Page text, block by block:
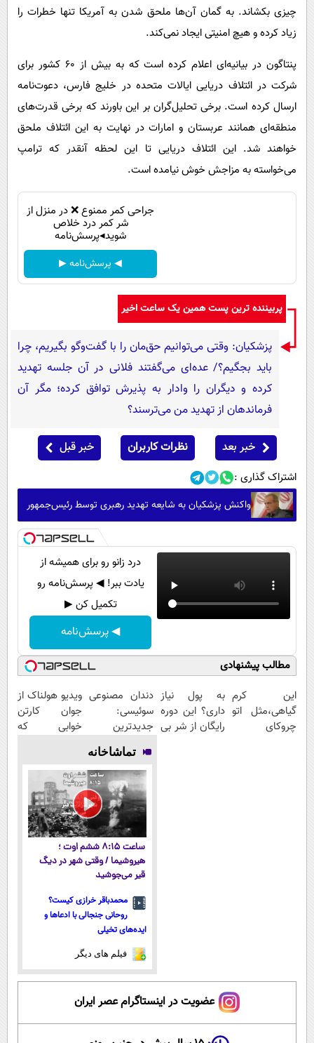
چیزی بکشاند. به گمان آن‌ها ملحق شدن به آمریکا تنها خطرات را
زیاد کرده و هیچ امنیتی ایجاد نمی‌کند.
پنتاگون در بیانیه‌ای اعلام کرده است که به بیش از 60 کشور برای
شرکت در ائتلاف دریایی ایالات متحده در خلیج فارس، دعوت‌نامه
ارسال کرده است. برخی تحلیل‌گران بر این باورند که برخی قدرت‌های
منطقه‌ای همانند عربستان و امارات در نهایت به این ائتلاف ملحق
خواهند شد. این ائتلاف دریایی تا این لحظه آنقدر که ترامپ
می‌خواسته به مزاجش خوش نیامده است.
جراحی کمر ممنوع ❌ در منزل از
شر کمر درد خلاص
شوید◂پرسش‌نامه
◀ پرسش‌نامه ▶
پربیننده ترین پست همین یک ساعت اخیر
پزشکیان: وقتی می‌توانیم حق‌مان را با گفت‌وگو بگیریم، چرا
باید بجگیم؟/ عده‌ای می‌گفتند فلانی در آن جلسه تهدید
کرده و دیگران را وادار به پذیرش توافق کرده؛ مگر آن
فرماندهان از تهدید من می‌ترسند؟
خبر بعد نظرات کاربران خبر قبل
اشتراک گذاری :
واکنش پزشکیان به شایعه تهدید رهبری توسط رئیس‌جمهور
درد زانو رو برای همیشه از
یادت ببر! ◀ پرسش‌نامه رو
تکمیل کن ▶
◀ پرسش‌نامه
مطالب پیشنهادی
این کرم
گیاهی،مثل اتو
چروکای
به پول نیاز
داری؟ این دوره
رایگان از شر بی
دندان مصنوعی
سوئیسی:
جدیدترین
فناوری اروپا،
سبک و مقاوم |
پرداخت قسطی
ویدیو هولناک از
جوان کارتن
خوابی که
تماشاخانه
ساعت ۸:۱۵ ششم اوت ؛
هیروشیما / وقتی شهر در دیگ
قیر می‌جوشید
محمدباقر خرازی کیست؟
روحانی جنجالی با ادعاها و
ایده‌های تخیلی
فیلم های دیگر
عضویت در اینستاگرام عصر ایران